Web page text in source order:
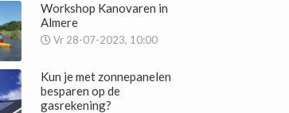
Workshop Kanovaren in
Almere
Vr 28-07-2023, 10:00
Kun je met zonnepanelen
besparen op de
gasrekening?